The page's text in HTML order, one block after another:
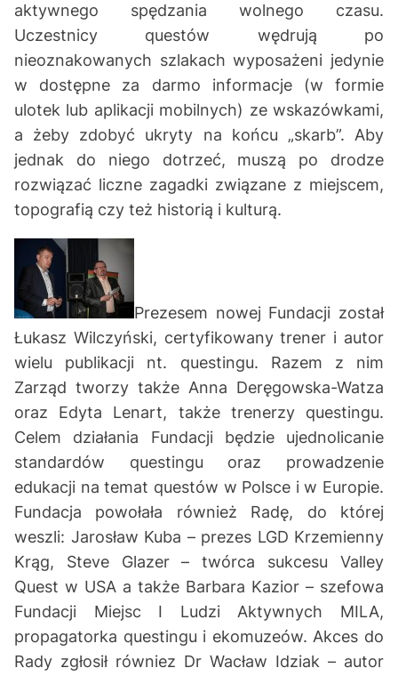
aktywnego spędzania wolnego czasu.
Uczestnicy questów wędrują po
nieoznakowanych szlakach wyposażeni jedynie
w dostępne za darmo informacje (w formie
ulotek lub aplikacji mobilnych) ze wskazówkami,
a żeby zdobyć ukryty na końcu „skarb”. Aby
jednak do niego dotrzeć, muszą po drodze
rozwiązać liczne zagadki związane z miejscem,
topografią czy też historią i kulturą.
Prezesem nowej Fundacji został
Łukasz Wilczyński, certyfikowany trener i autor
wielu publikacji nt. questingu. Razem z nim
Zarząd tworzy także Anna Deręgowska-Watza
oraz Edyta Lenart, także trenerzy questingu.
Celem działania Fundacji będzie ujednolicanie
standardów questingu oraz prowadzenie
edukacji na temat questów w Polsce i w Europie.
Fundacja powołała również Radę, do której
weszli: Jarosław Kuba – prezes LGD Krzemienny
Krąg, Steve Glazer – twórca sukcesu Valley
Quest w USA a także Barbara Kazior – szefowa
Fundacji Miejsc I Ludzi Aktywnych MILA,
propagatorka questingu i ekomuzeów. Akces do
Rady zgłosił równiez Dr Wacław Idziak – autor